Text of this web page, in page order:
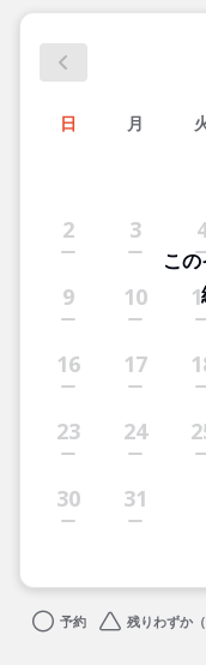
日 月
2 3
9 10
16 17
23 24
30 31
こ
予約 残りわずか（